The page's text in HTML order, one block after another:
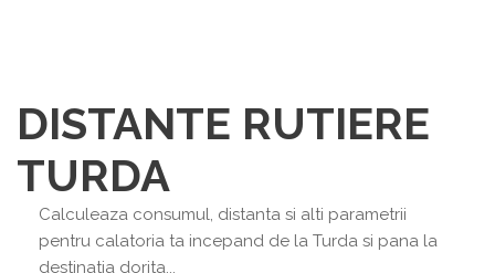
DISTANTE RUTIERE
TURDA
Calculeaza consumul, distanta si alti parametrii
pentru calatoria ta incepand de la Turda si pana la
destinatia dorita...